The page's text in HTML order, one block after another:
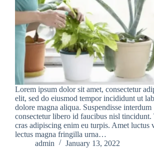
Lorem ipsum dolor sit amet, consectetur
elit, sed do eiusmod tempor incididunt ut
dolore magna aliqua. Suspendisse interdum
consectetur libero id faucibus nisl tincidunt.
cras adipiscing enim eu turpis. Amet luctus
lectus magna fringilla urna…
admin
January 13, 2022